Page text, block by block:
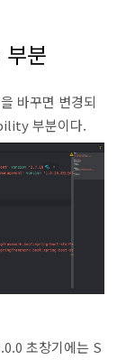
분
바꾸면 변경되
부분이다.
초창기에는 S